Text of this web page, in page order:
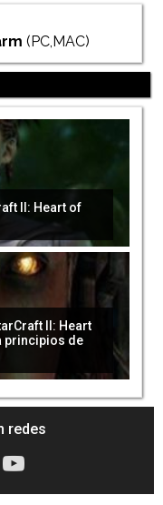
(PC,MAC)
II: Heart of
II: Heart
principios de
redes